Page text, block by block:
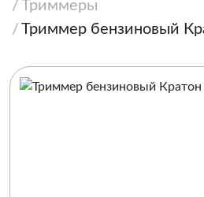
Триммеры
Триммер бензиновый